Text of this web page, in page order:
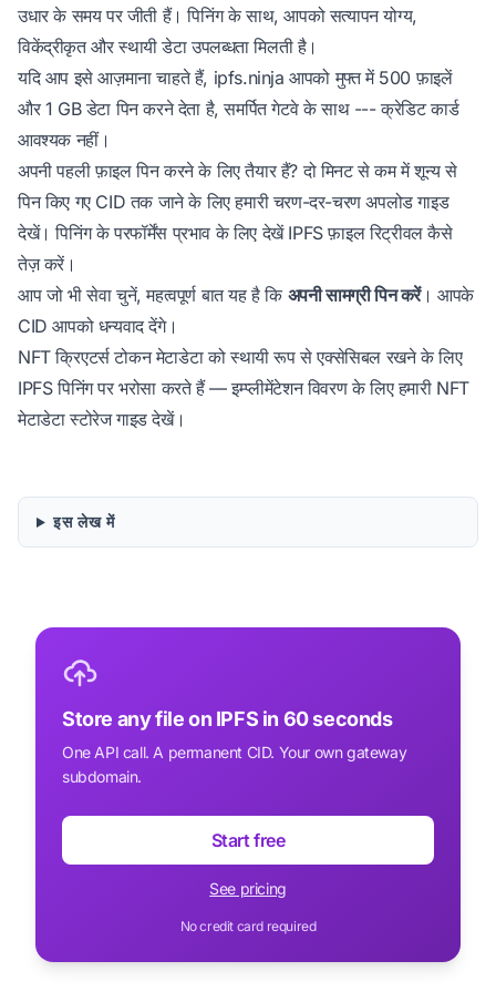
इस लेख में
उधार के समय पर जीती हैं। पिनिंग के साथ, आपको सत्यापन योग्य,
विकेंद्रीकृत और स्थायी डेटा उपलब्धता मिलती है।
यदि आप इसे आज़माना चाहते हैं, ipfs.ninja आपको मुफ्त में 500 फ़ाइलें
और 1 GB डेटा पिन करने देता है, समर्पित गेटवे के साथ --- क्रेडिट कार्ड
आवश्यक नहीं।
अपनी पहली फ़ाइल पिन करने के लिए तैयार हैं? दो मिनट से कम में शून्य से
पिन किए गए CID तक जाने के लिए हमारीचरण-दर-चरण अपलोड गाइड
देखें। पिनिंग के परफॉर्मेंस प्रभाव के लिए देखें IPFS फ़ाइल रिट्रीवल कैसे
तेज़ करें ।
आप जो भी सेवा चुनें, महत्वपूर्ण बात यह है कि अपनी सामग्री पिन करें। आपके
CID आपको धन्यवाद देंगे।
NFT क्रिएटर्स टोकन मेटाडेटा को स्थायी रूप से एक्सेसिबल रखने के लिए
IPFS पिनिंग पर भरोसा करते हैं — इम्प्लीमेंटेशन विवरण के लिए हमारी NFT
मेटाडेटा स्टोरेज गाइडदेखें।
Store any file on IPFS in 60 seconds
One API call. A permanent CID. Your own gateway
subdomain.
Start free
See pricing
No credit card required